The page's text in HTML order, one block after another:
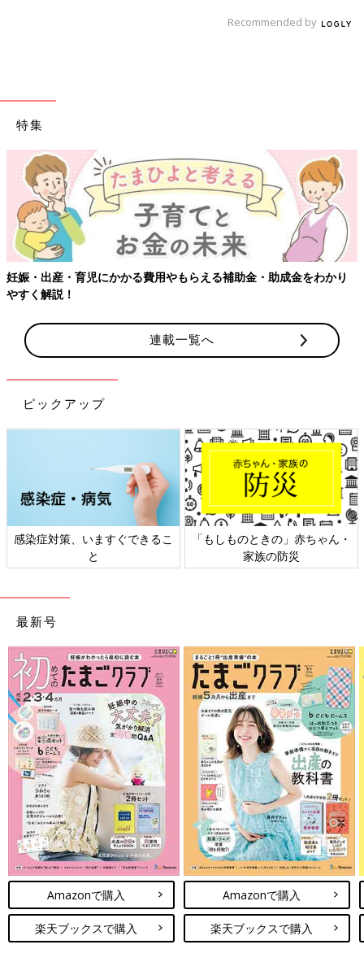
Recommended by
特集
・出産・育児にかかる費用やもらえる補助金・助成金をわかり
く解説！
連載一覧へ
ピックアップ
染症対策、いますぐできるこ
「もしものときの」赤ちゃん・
家族の防災
最新号
Amazonで購入
楽天ブックスで購入
Amazonで購入
楽天ブックスで購入